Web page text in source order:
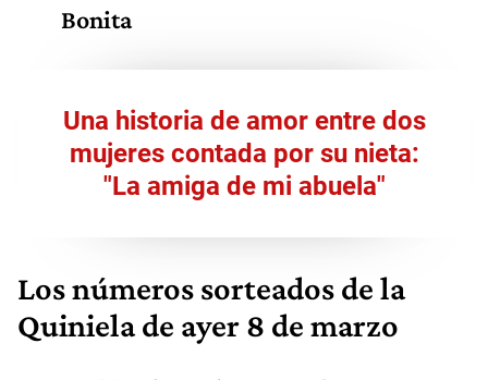
Bonita
Una historia de amor entre dos
mujeres contada por su nieta:
"La amiga de mi abuela"
Los números sorteados de la
Quiniela de ayer 8 de marzo